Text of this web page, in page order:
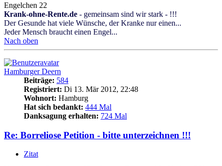
Engelchen 22
Krank-ohne-Rente.de - gemeinsam sind wir stark - !!!
Der Gesunde hat viele Wünsche, der Kranke nur einen...
Jeder Mensch braucht einen Engel...
Nach oben
Hamburger Deern
Beiträge: 584
Registriert: Di 13. Mär 2012, 22:48
Wohnort: Hamburg
Hat sich bedankt: 444 Mal
Danksagung erhalten: 724 Mal
Re: Borreliose Petition - bitte unterzeichnen !!!
Zitat